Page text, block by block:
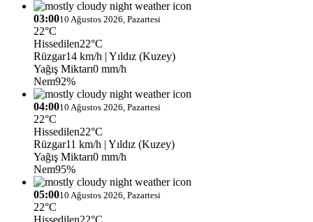
03:0010 Ağustos 2026, Pazartesi
22°C
Hissedilen22°C
Rüzgar14 km/h | Yıldız (Kuzey)
Yağış Miktarı0 mm/h
Nem92%
04:0010 Ağustos 2026, Pazartesi
22°C
Hissedilen22°C
Rüzgar11 km/h | Yıldız (Kuzey)
Yağış Miktarı0 mm/h
Nem95%
05:0010 Ağustos 2026, Pazartesi
22°C
Hissedilen22°C